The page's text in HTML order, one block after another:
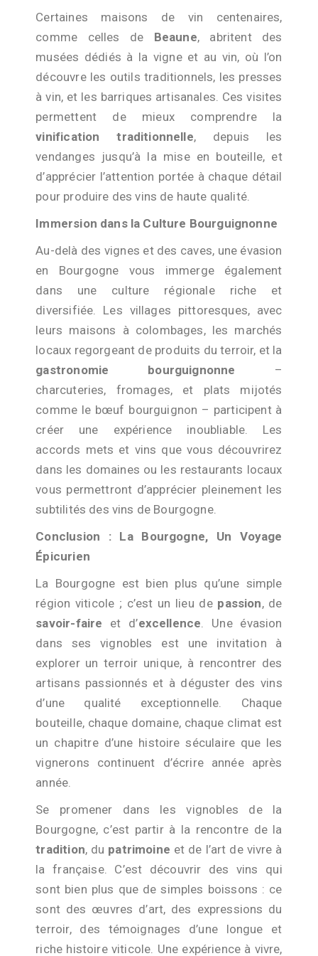
Certaines maisons de vin centenaires,
comme celles de Beaune, abritent des
musées dédiés à la vigne et au vin, où l’on
découvre les outils traditionnels, les presses
à vin, et les barriques artisanales. Ces visites
permettent de mieux comprendre la
vinification traditionnelle, depuis les
vendanges jusqu’à la mise en bouteille, et
d’apprécier l’attention portée à chaque détail
pour produire des vins de haute qualité.
Immersion dans la Culture Bourguignonne
Au-delà des vignes et des caves, une évasion
en Bourgogne vous immerge également
dans une culture régionale riche et
diversifiée. Les villages pittoresques, avec
leurs maisons à colombages, les marchés
locaux regorgeant de produits du terroir, et la
gastronomie bourguignonne –
charcuteries, fromages, et plats mijotés
comme le bœuf bourguignon – participent à
créer une expérience inoubliable. Les
accords mets et vins que vous découvrirez
dans les domaines ou les restaurants locaux
vous permettront d’apprécier pleinement les
subtilités des vins de Bourgogne.
Conclusion : La Bourgogne, Un Voyage
Épicurien
La Bourgogne est bien plus qu’une simple
région viticole ; c’est un lieu de passion, de
savoir-faire et d’excellence . Une évasion
dans ses vignobles est une invitation à
explorer un terroir unique, à rencontrer des
artisans passionnés et à déguster des vins
d’une qualité exceptionnelle. Chaque
bouteille, chaque domaine, chaque climat est
un chapitre d’une histoire séculaire que les
vignerons continuent d’écrire année après
année.
Se promener dans les vignobles de la
Bourgogne, c’est partir à la rencontre de la
tradition, du patrimoine et de l’art de vivre à
la française. C’est découvrir des vins qui
sont bien plus que de simples boissons : ce
sont des œuvres d’art, des expressions du
terroir, des témoignages d’une longue et
riche histoire viticole. Une expérience à vivre,